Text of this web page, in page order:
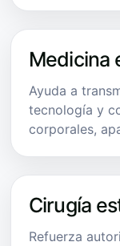
Medicina
Ayuda a
tecnología y
corporales,
Cirugía
Refuerza